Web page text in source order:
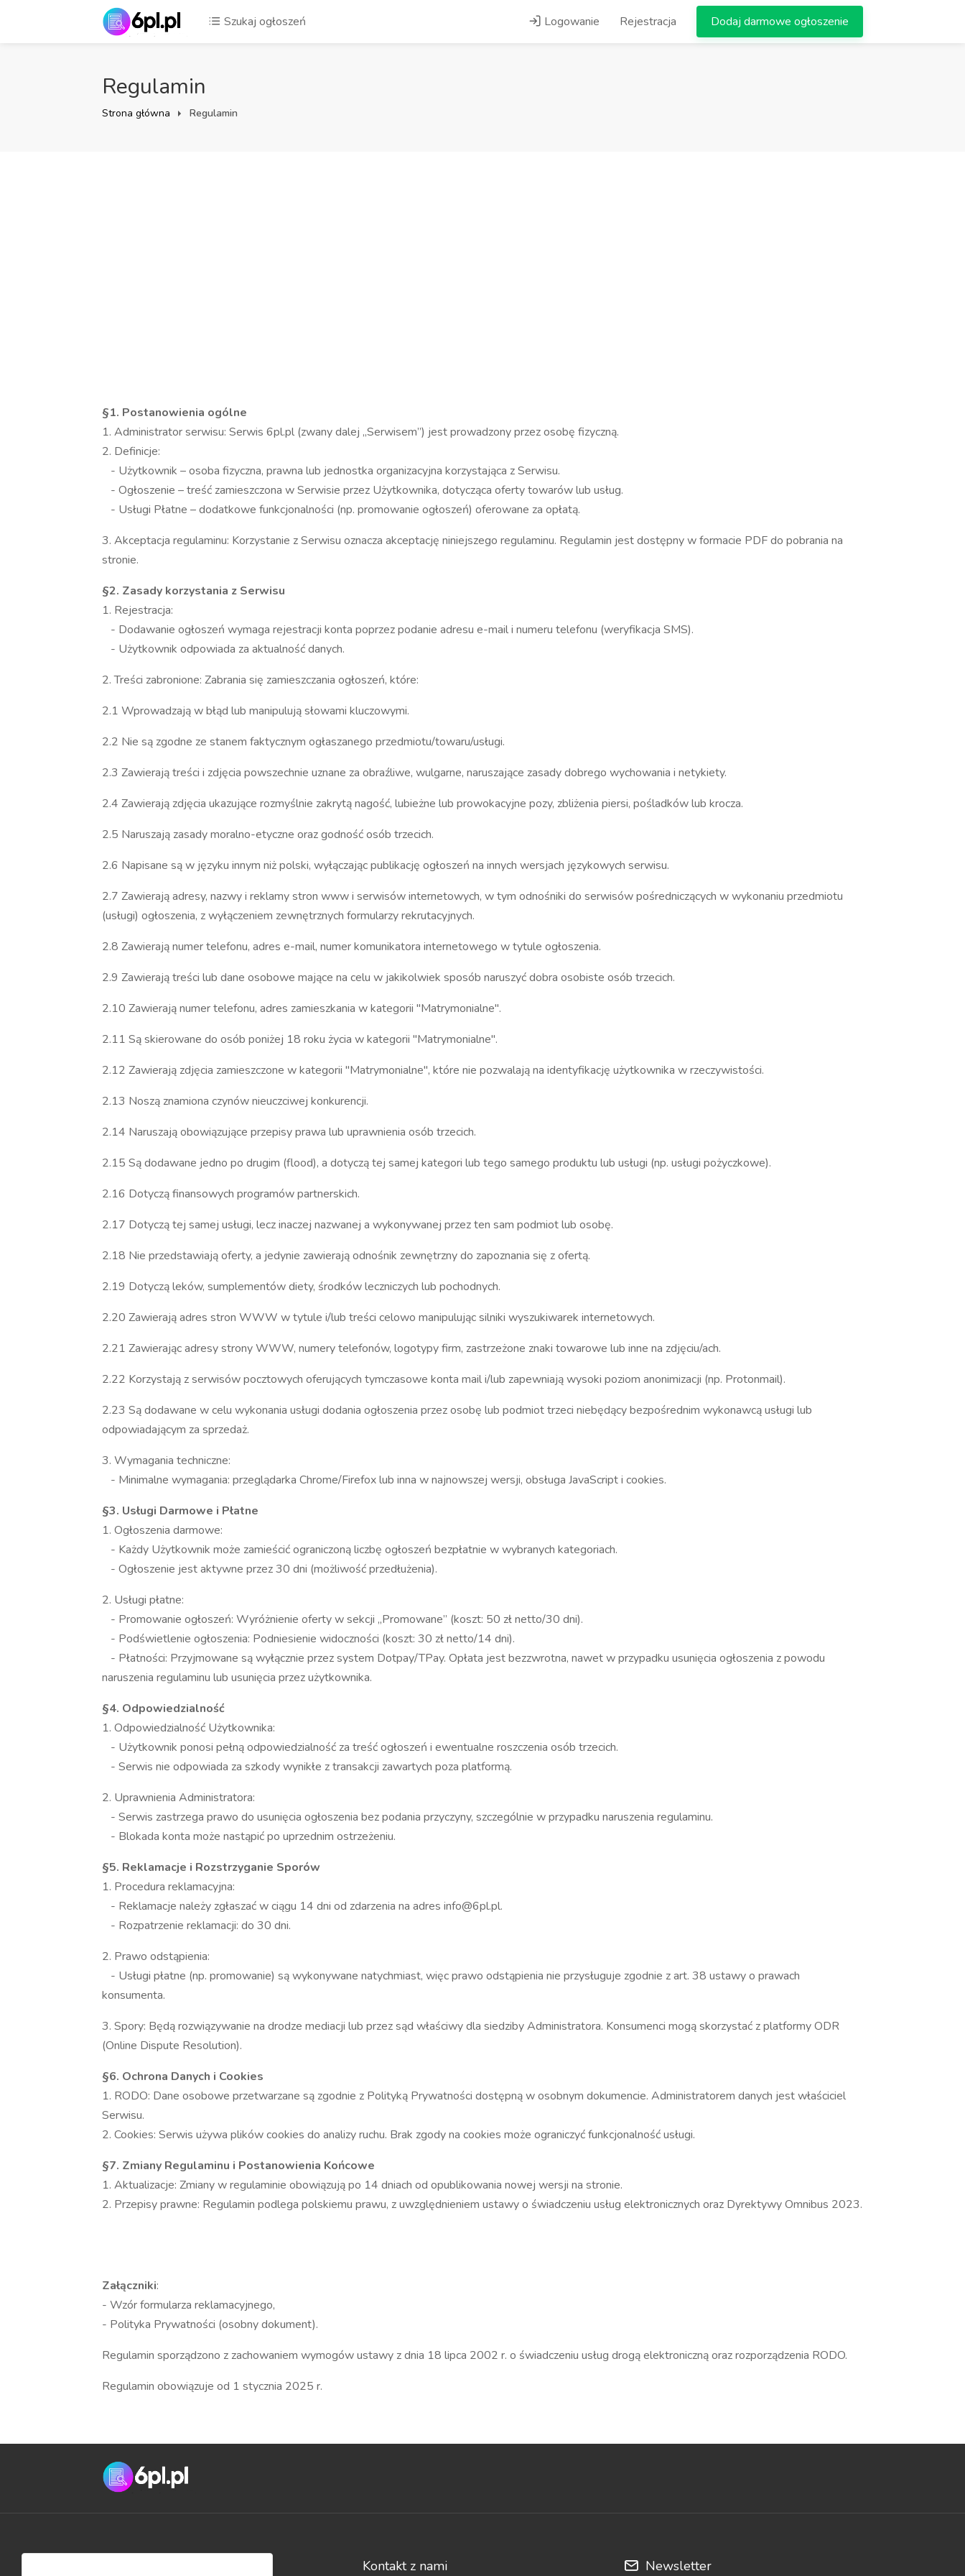
Szukaj ogłoszeń Logowanie Rejestracja Dodaj darmowe ogłoszenie
Regulamin
Strona główna Regulamin
§1. Postanowienia ogólne
1. Administrator serwisu: Serwis 6pl.pl (zwany dalej „Serwisem”) jest prowadzony przez osobę fizyczną.
2. Definicje:
- Użytkownik – osoba fizyczna, prawna lub jednostka organizacyjna korzystająca z Serwisu.
- Ogłoszenie – treść zamieszczona w Serwisie przez Użytkownika, dotycząca oferty towarów lub usług.
- Usługi Płatne – dodatkowe funkcjonalności (np. promowanie ogłoszeń) oferowane za opłatą.
3. Akceptacja regulaminu: Korzystanie z Serwisu oznacza akceptację niniejszego regulaminu. Regulamin jest dostępny w formacie PDF do pobrania na
stronie.
§2. Zasady korzystania z Serwisu
1. Rejestracja:
- Dodawanie ogłoszeń wymaga rejestracji konta poprzez podanie adresu e-mail i numeru telefonu (weryfikacja SMS).
- Użytkownik odpowiada za aktualność danych.
2. Treści zabronione: Zabrania się zamieszczania ogłoszeń, które:
2.1 Wprowadzają w błąd lub manipulują słowami kluczowymi.
2.2 Nie są zgodne ze stanem faktycznym ogłaszanego przedmiotu/towaru/usługi.
2.3 Zawierają treści i zdjęcia powszechnie uznane za obraźliwe, wulgarne, naruszające zasady dobrego wychowania i netykiety.
2.4 Zawierają zdjęcia ukazujące rozmyślnie zakrytą nagość, lubieżne lub prowokacyjne pozy, zbliżenia piersi, pośladków lub krocza.
2.5 Naruszają zasady moralno-etyczne oraz godność osób trzecich.
2.6 Napisane są w języku innym niż polski, wyłączając publikację ogłoszeń na innych wersjach językowych serwisu.
2.7 Zawierają adresy, nazwy i reklamy stron www i serwisów internetowych, w tym odnośniki do serwisów pośredniczących w wykonaniu przedmiotu
(usługi) ogłoszenia, z wyłączeniem zewnętrznych formularzy rekrutacyjnych.
2.8 Zawierają numer telefonu, adres e-mail, numer komunikatora internetowego w tytule ogłoszenia.
2.9 Zawierają treści lub dane osobowe mające na celu w jakikolwiek sposób naruszyć dobra osobiste osób trzecich.
2.10 Zawierają numer telefonu, adres zamieszkania w kategorii "Matrymonialne".
2.11 Są skierowane do osób poniżej 18 roku życia w kategorii "Matrymonialne".
2.12 Zawierają zdjęcia zamieszczone w kategorii "Matrymonialne", które nie pozwalają na identyfikację użytkownika w rzeczywistości.
2.13 Noszą znamiona czynów nieuczciwej konkurencji.
2.14 Naruszają obowiązujące przepisy prawa lub uprawnienia osób trzecich.
2.15 Są dodawane jedno po drugim (flood), a dotyczą tej samej kategori lub tego samego produktu lub usługi (np. usługi pożyczkowe).
2.16 Dotyczą finansowych programów partnerskich.
2.17 Dotyczą tej samej usługi, lecz inaczej nazwanej a wykonywanej przez ten sam podmiot lub osobę.
2.18 Nie przedstawiają oferty, a jedynie zawierają odnośnik zewnętrzny do zapoznania się z ofertą.
2.19 Dotyczą leków, sumplementów diety, środków leczniczych lub pochodnych.
2.20 Zawierają adres stron WWW w tytule i/lub treści celowo manipulując silniki wyszukiwarek internetowych.
2.21 Zawierając adresy strony WWW, numery telefonów, logotypy firm, zastrzeżone znaki towarowe lub inne na zdjęciu/ach.
2.22 Korzystają z serwisów pocztowych oferujących tymczasowe konta mail i/lub zapewniają wysoki poziom anonimizacji (np. Protonmail).
2.23 Są dodawane w celu wykonania usługi dodania ogłoszenia przez osobę lub podmiot trzeci niebędący bezpośrednim wykonawcą usługi lub
odpowiadającym za sprzedaż.
3. Wymagania techniczne:
- Minimalne wymagania: przeglądarka Chrome/Firefox lub inna w najnowszej wersji, obsługa JavaScript i cookies.
§3. Usługi Darmowe i Płatne
1. Ogłoszenia darmowe:
- Każdy Użytkownik może zamieścić ograniczoną liczbę ogłoszeń bezpłatnie w wybranych kategoriach.
- Ogłoszenie jest aktywne przez 30 dni (możliwość przedłużenia).
2. Usługi płatne:
- Promowanie ogłoszeń: Wyróżnienie oferty w sekcji „Promowane” (koszt: 50 zł netto/30 dni).
- Podświetlenie ogłoszenia: Podniesienie widoczności (koszt: 30 zł netto/14 dni).
- Płatności: Przyjmowane są wyłącznie przez system Dotpay/TPay. Opłata jest bezzwrotna, nawet w przypadku usunięcia ogłoszenia z powodu
naruszenia regulaminu lub usunięcia przez użytkownika.
§4. Odpowiedzialność
1. Odpowiedzialność Użytkownika:
- Użytkownik ponosi pełną odpowiedzialność za treść ogłoszeń i ewentualne roszczenia osób trzecich.
- Serwis nie odpowiada za szkody wynikłe z transakcji zawartych poza platformą.
2. Uprawnienia Administratora:
- Serwis zastrzega prawo do usunięcia ogłoszenia bez podania przyczyny, szczególnie w przypadku naruszenia regulaminu.
- Blokada konta może nastąpić po uprzednim ostrzeżeniu.
§5. Reklamacje i Rozstrzyganie Sporów
1. Procedura reklamacyjna:
- Reklamacje należy zgłaszać w ciągu 14 dni od zdarzenia na adres info@6pl.pl.
- Rozpatrzenie reklamacji: do 30 dni.
2. Prawo odstąpienia:
- Usługi płatne (np. promowanie) są wykonywane natychmiast, więc prawo odstąpienia nie przysługuje zgodnie z art. 38 ustawy o prawach
konsumenta.
3. Spory: Będą rozwiązywanie na drodze mediacji lub przez sąd właściwy dla siedziby Administratora. Konsumenci mogą skorzystać z platformy ODR
(Online Dispute Resolution).
§6. Ochrona Danych i Cookies
1. RODO: Dane osobowe przetwarzane są zgodnie z Polityką Prywatności dostępną w osobnym dokumencie. Administratorem danych jest właściciel
Serwisu.
2. Cookies: Serwis używa plików cookies do analizy ruchu. Brak zgody na cookies może ograniczyć funkcjonalność usługi.
§7. Zmiany Regulaminu i Postanowienia Końcowe
1. Aktualizacje: Zmiany w regulaminie obowiązują po 14 dniach od opublikowania nowej wersji na stronie.
2. Przepisy prawne: Regulamin podlega polskiemu prawu, z uwzględnieniem ustawy o świadczeniu usług elektronicznych oraz Dyrektywy Omnibus 2023.
Załączniki:
- Wzór formularza reklamacyjnego,
- Polityka Prywatności (osobny dokument).
Regulamin sporządzono z zachowaniem wymogów ustawy z dnia 18 lipca 2002 r. o świadczeniu usług drogą elektroniczną oraz rozporządzenia RODO.
Regulamin obowiązuje od 1 stycznia 2025 r.
Kontakt z nami Newsletter